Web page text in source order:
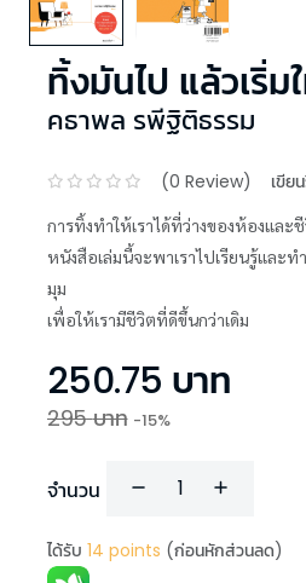
ทิ้งมันไป แล้วเริ่
คธาพล รพีฐิติธรรม
(0 Review) เขีย
การทิ้งทำให้เราได้ที่ว่างของห้องและ
หนังสือเล่มนี้จะพาเราไปเรียนรู้และท
มุม
เพื่อให้เรามีชีวิตที่ดีขึ้นกว่าเดิม
250.75 บาท
295บาท -15%
จำนวน
ได้รับ 14 points (ก่อนหักส่วนลด)